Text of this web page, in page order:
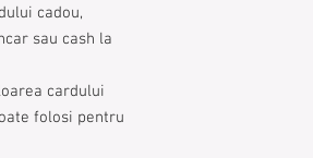
cadou,
sau cash la
cardului
folosi pentru